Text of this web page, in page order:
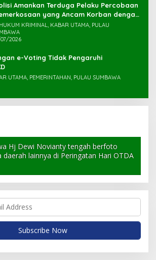
Amankan Terduga Pelaku Percobaan
yang Ancam Korban dengan
KRIMINAL, KABAR UTAMA, PULAU
2026
e-Voting Tidak Pengaruhi
UTAMA, PEMERINTAHAN, PULAU SUMBAWA
Hj Dewi Novianty tengah berfoto
daerah lainnya di Peringatan Hari OTDA